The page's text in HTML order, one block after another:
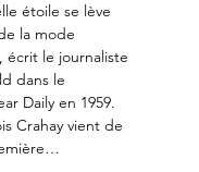
étoile se lève
la mode
écrit le journaliste
dans le
Daily en 1959.
Crahay vient de